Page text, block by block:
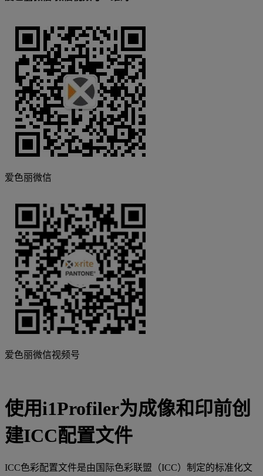
爱色丽微信
爱色丽微信视频号
使用i1Profiler为成像和印前创
建ICC配置文件
ICC色彩配置文件是由国际色彩联盟（ICC）制定的标准化文